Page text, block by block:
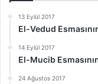
13 Eylül 2017
El-Vedud
14 Eylül 2017
El-Mucib
24 Ağustos 2017